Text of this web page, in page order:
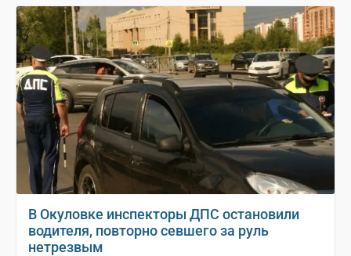
В Окуловке инспекторы ДПС остановили
водителя, повторно севшего за руль
нетрезвым